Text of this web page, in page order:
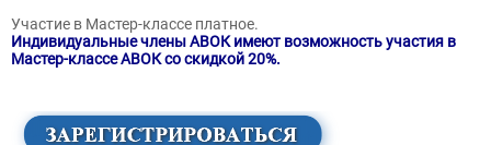
Участие в Мастер-классе платное.
Индивидуальные члены АВОК имеют возможность участия в
Мастер-классе АВОК со скидкой 20%.